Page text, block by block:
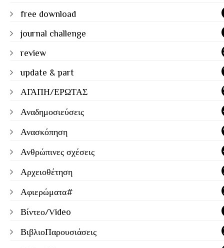
free download
journal challenge
review
update & part
ΑΓΑΠΗ/ΕΡΩΤΑΣ
Αναδημοσιεύσεις
Ανασκόπηση
Ανθρώπινες σχέσεις
Αρχειοθέτηση
Αφιερώματα#
Βίντεο/Video
ΒιβλιοΠαρουσιάσεις